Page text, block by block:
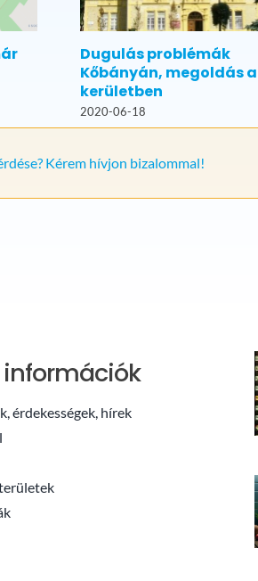
Dugulás problémák
Kőbányán, megoldás a
kerületben
2020-06-18
Kérem hívjon bizalommal!
információk
érdekességek, hírek